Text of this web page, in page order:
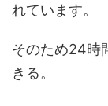
れています。
そのため24時
きる。